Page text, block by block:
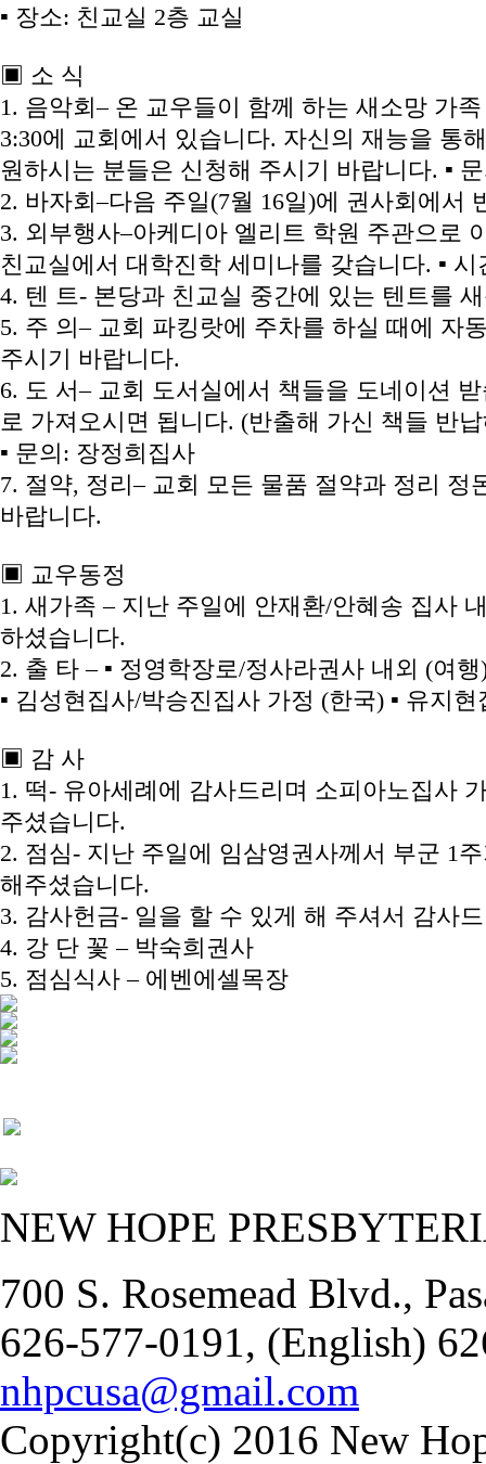
▪ 장소: 친교실 2층 교실
▣ 소 식
1. 음악회– 온 교우들이 함께 하는 새소망 가
3:30에 교회에서 있습니다. 자신의 재능을 통
원하시는 분들은 신청해 주시기 바랍니다. ▪
2. 바자회–다음 주일(7월 16일)에 권사회에서
3. 외부행사–아케디아 엘리트 학원 주관으로
친교실에서 대학진학 세미나를 갖습니다. ▪ 시
4. 텐 트- 본당과 친교실 중간에 있는 텐트를
5. 주 의– 교회 파킹랏에 주차를 하실 때에 자
주시기 바랍니다.
6. 도 서– 교회 도서실에서 책들을 도네이션
로 가져오시면 됩니다. (반출해 가신 책들 반
▪ 문의: 장정희집사
7. 절약, 정리– 교회 모든 물품 절약과 정리 정
바랍니다.
▣ 교우동정
1. 새가족 – 지난 주일에 안재환/안혜송 집사
하셨습니다.
2. 출 타 – ▪ 정영학장로/정사라권사 내외 (여
▪ 김성현집사/박승진집사 가정 (한국) ▪ 유지
▣ 감 사
1. 떡- 유아세례에 감사드리며 소피아노집사
주셨습니다.
2. 점심- 지난 주일에 임삼영권사께서 부군 1
해주셨습니다.
3. 감사헌금- 일을 할 수 있게 해 주셔서 감사
4. 강 단 꽃 – 박숙희권사
5. 점심식사 – 에벤에셀목장
NEW HOPE
700 S. Rosemead Blvd.,
626-577-0191, (English)
nhpcusa@gmail.com
Copyright(c) 2016 New